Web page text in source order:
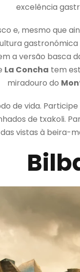
excelência
e, mesmo que
a versão basca
La Concha tem
miradouro do
de vida.
de txakoli.
vistas à beira-